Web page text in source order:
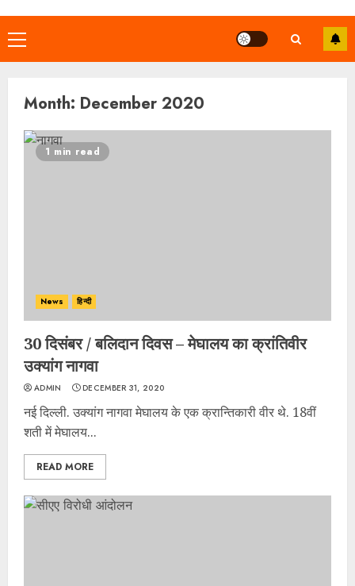
Primary
Menu
Month: December 2020
1 min read
News हिन्दी
30 दिसंबर / बलिदान दिवस – मेघालय का क्रांतिवीर
उक्यांग नागवा
ADMIN DECEMBER 31, 2020
नई दिल्ली. उक्यांग नागवा मेघालय के एक क्रान्तिकारी वीर थे. 18वीं
शती में मेघालय...
READ MORE